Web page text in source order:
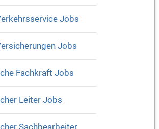
Jobs
Jobs
Fachkraft Jobs
Leiter Jobs